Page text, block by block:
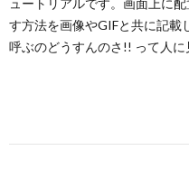
す方法を画像やGIFと共に記載
呼ぶのどうすんのさ!! って人に